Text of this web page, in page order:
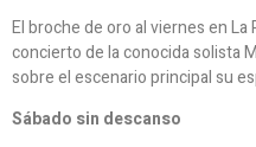
El broche de oro al viernes en La
concierto de la conocida solista
sobre el escenario principal su
Sábado sin descanso